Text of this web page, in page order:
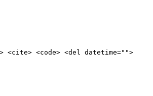
<code> <del datetime="">